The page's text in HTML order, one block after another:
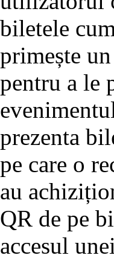
biletele
primește
pentru a le
prezenta
pe care o
au
QR de pe
accesul